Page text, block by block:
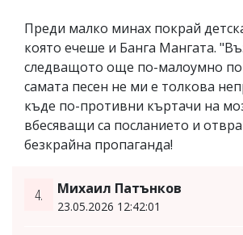
Преди малко минах покрай
която ечеше и Банга Мангата.
следващото още по-малоумно
самата песен не ми е толкова
къде по-противни къртачи на
вбесяващи са посланието и
безкрайна пропаганда!
4. Михаил Патънков
23.05.2026 12:42:01